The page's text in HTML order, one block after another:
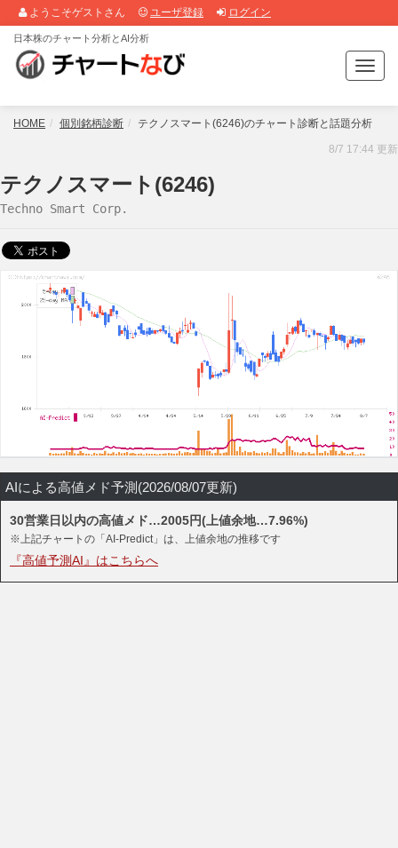
ようこそゲストさん ユーザ登録 ログイン
T
o
g
g
e
日本株のチャート分析とAI分析
HOME 個別銘柄診断 テクノスマート(6246)のチャート診断と話題分析
8/7 17:44 更新
テクノスマート(6246)
Techno Smart Corp.
AIによる高値メド予測(2026/08/07更新)
30営業日以内の高値メド…2005円(上値余地…7.96%)
※上記チャートの「AI-Predict」は、上値余地の推移です
『高値予測AI』はこちらへ